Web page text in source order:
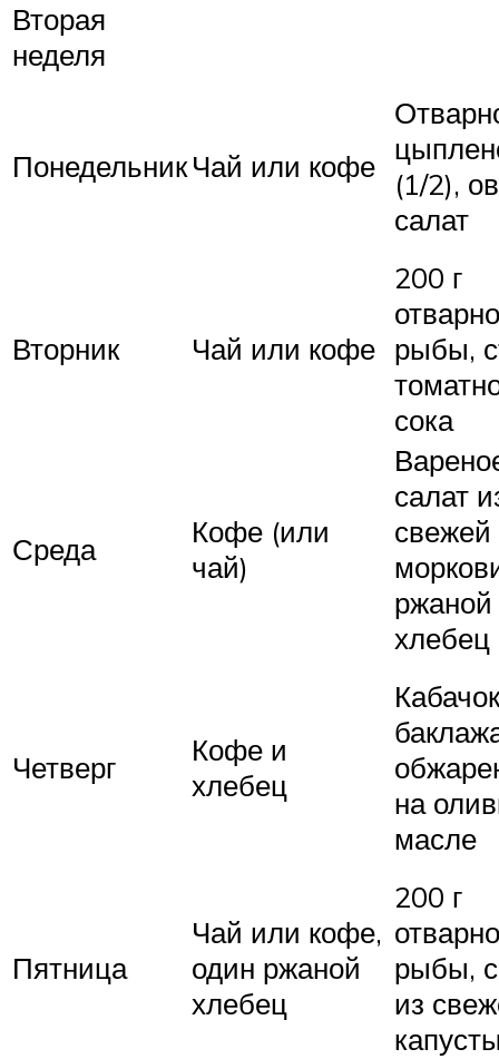
Вторая
неделя
ПонедельникЧай или кофе
(1/2),
салат
Вторник Чай или кофе
200 г
рыбы,
сока
Среда
Кофе (или
чай)
салат
свежей
ржаной
хлебец
Четверг
Кофе и
хлебец
на
масле
Пятница
Чай или кофе,
один ржаной
хлебец
200 г
рыбы,
из